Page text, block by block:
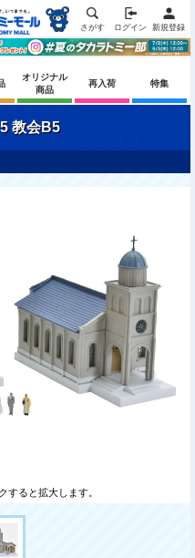
さがす ログイン 新規登録
オリジナル
商品
再入荷 特集
教会B5
すると拡大します。